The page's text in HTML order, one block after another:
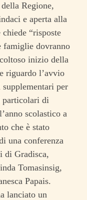
Regione,
e aperta alla
“risposte
famiglie dovranno
inizio della
riguardo l’avvio
per
particolari di
scolastico a
che è stato
una conferenza
di Gradisca,
Tomasinsig,
Papais.
lanciato un